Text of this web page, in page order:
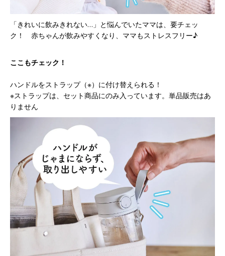
「きれいに飲みきれない…」と悩んでいたママは、要チェッ
ク！ 赤ちゃんが飲みやすくなり、ママもストレスフリー♪
ここもチェック！
ハンドルをストラップ（※）に付け替えられる！
※ストラップは、セット商品にのみ入っています。単品販売はあ
りません